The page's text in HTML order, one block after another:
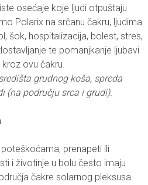
osećaje koje ljudi otpuštaju
Polarix na srčanu čakru, ljudima
šok, hospitalizacija, bolest, stres,
te pomanjkanje ljubavi
ovu čakru.
grudnog koša, spreda
(na području srca i grudi).
prenapeti ili
i životinje u bolu često imaju
čakre solarnog pleksusa.